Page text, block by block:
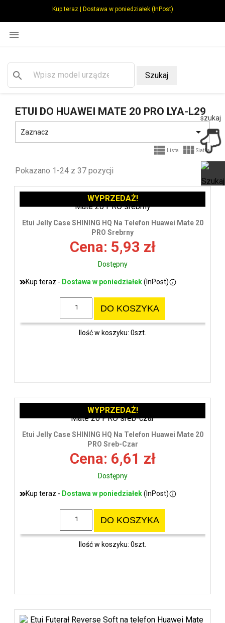
Kup teraz | Dostawa w poniedziałek (InPost)

search Szukaj
ETUI DO HUAWEI MATE 20 PRO LYA-L29
Zaznacz 
 Lista  Siatka
Pokazano 1-24 z 37 pozycji
Etui Jelly Case SHINING HQ Na Telefon Huawei Mate 20
PRO Srebrny
Cena: 5,93 zł
Dostępny
Kup teraz - Dostawa w poniedziałek(InPost)
DO KOSZYKA
Ilość w koszyku: 0szt.
WYPRZEDAŻ!
Etui Jelly Case SHINING HQ Na Telefon Huawei Mate 20
PRO Sreb-Czar
Cena: 6,61 zł
Dostępny
Kup teraz - Dostawa w poniedziałek(InPost)
DO KOSZYKA
Ilość w koszyku: 0szt.
WYPRZEDAŻ!
szukaj